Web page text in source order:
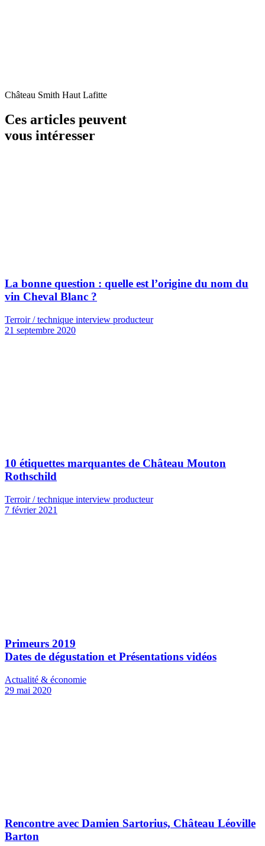
Château Smith Haut Lafitte
Ces articles peuvent
vous intéresser
La bonne question : quelle est l’origine du nom du
vin Cheval Blanc ?
Terroir / technique interview producteur
21 septembre 2020
10 étiquettes marquantes de Château Mouton
Rothschild
Terroir / technique interview producteur
7 février 2021
Primeurs 2019
Dates de dégustation et Présentations vidéos
Actualité & économie
29 mai 2020
Rencontre avec Damien Sartorius, Château Léoville
Barton